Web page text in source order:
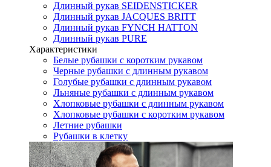
Длинный рукав SEIDENSTICKER
Длинный рукав JAСQUES BRITT
Длинный рукав FYNCH HATTON
Длинный рукав PURE
Характеристики
Белые рубашки с коротким рукавом
Черные рубашки с длинным рукавом
Голубые рубашки с длинным рукавом
Льняные рубашки с длинным рукавом
Хлопковые рубашки с длинным рукавом
Хлопковые рубашки с коротким рукавом
Летние рубашки
Рубашки в клетку